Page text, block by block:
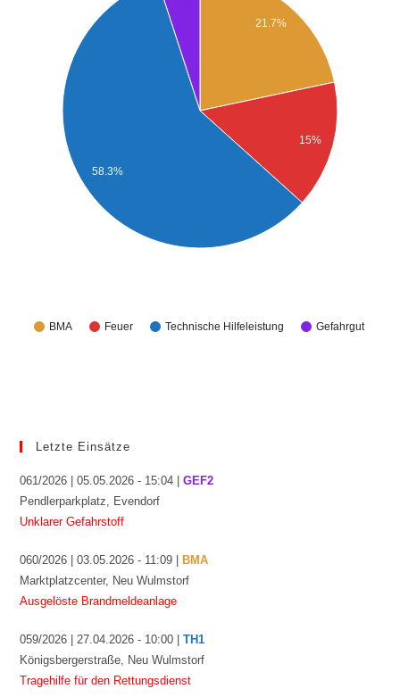
BMA Feuer Technische Hilfeleistung Gefahrgut
21.7%
15%
58.3%
Letzte Einsätze
061/2026 | 05.05.2026 - 15:04 |GEF2
Pendlerparkplatz, Evendorf
Unklarer Gefahrstoff
060/2026 | 03.05.2026 - 11:09 |
BMA
Marktplatzcenter, Neu Wulmstorf
Ausgelöste Brandmeldeanlage
059/2026 | 27.04.2026 - 10:00 |TH1
Königsbergerstraße, Neu Wulmstorf
Tragehilfe für den Rettungsdienst